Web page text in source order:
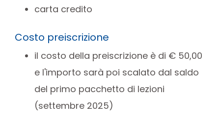
carta credito
Costo preiscrizione
il costo della preiscrizione è di € 50,00
e l'importo sarà poi scalato dal saldo
del primo pacchetto di lezioni
(settembre 2025)